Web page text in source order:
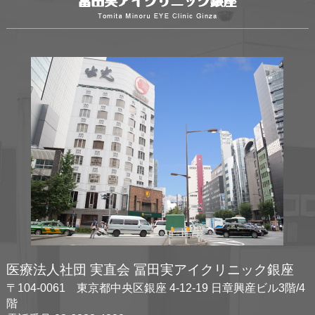
医療法人社団 実直会 冨田実アイクリニック銀座
〒104-0061 東京都中央区銀座 4-12-19 日章興産ビル3階/4
階